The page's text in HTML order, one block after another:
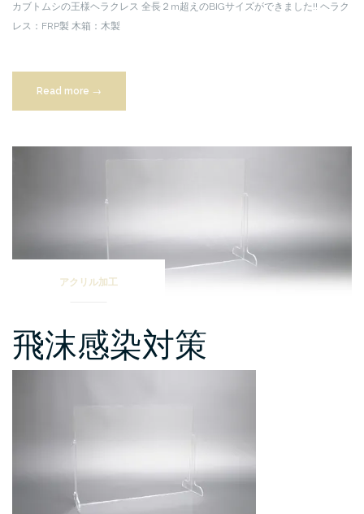
カブトムシの王様ヘラクレス 全長２m超えのBIGサイズができました!! ヘラク
レス：FRP製 木箱：木製
Read more “全
長
m
ク
→
アクリル加工
飛沫感染対策